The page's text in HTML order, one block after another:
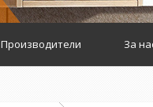
Производители За